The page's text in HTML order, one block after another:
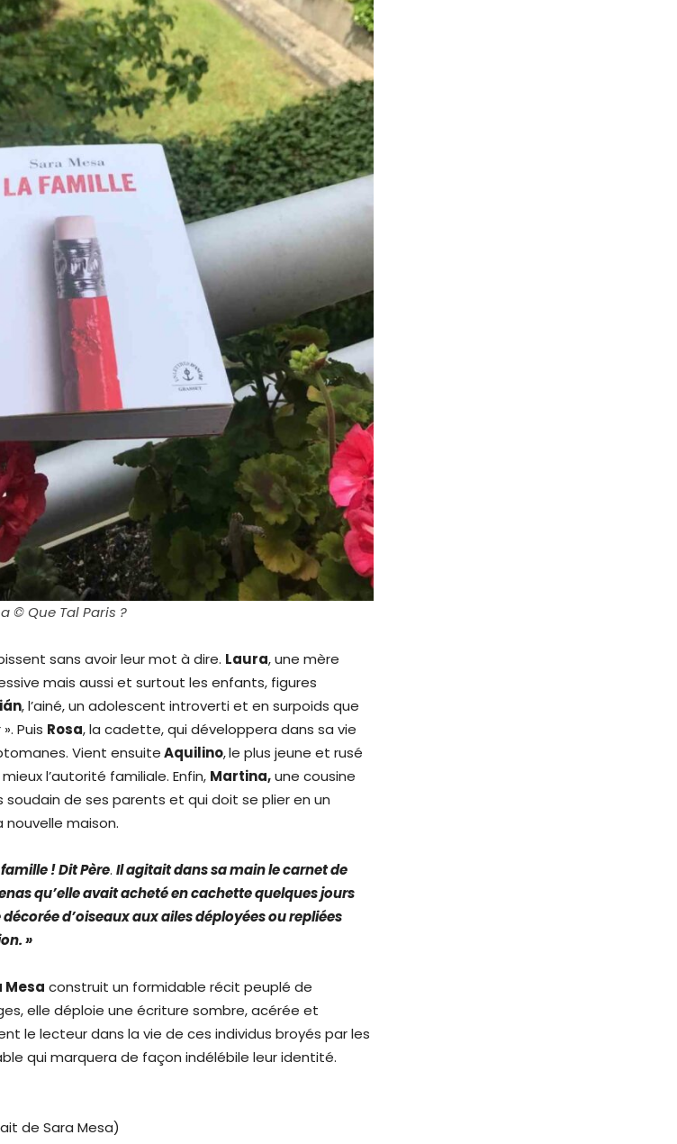
© Que Tal Paris ?
sans avoir leur mot à dire. Laura, une mère
mais aussi et surtout les enfants, figures
, l’ainé, un adolescent introverti et en surpoids que
Puis Rosa, la cadette, qui développera dans sa vie
Vient ensuiteAquilino,le plus jeune et rusé
l’autorité familiale. Enfin, Martina,une cousine
de ses parents et qui doit se plier en un
maison.
! Dit Père. Il agitait dans sa main le carnet de
qu’elle avait acheté en cachette quelques jours
d’oiseaux aux ailes déployées ou repliées
»
Mesa construit un formidable récit peuplé de
elle déploie une écriture sombre, acérée et
le lecteur dans la vie de ces individus broyés par les
qui marquera de façon indélébile leur identité.
de Sara Mesa)